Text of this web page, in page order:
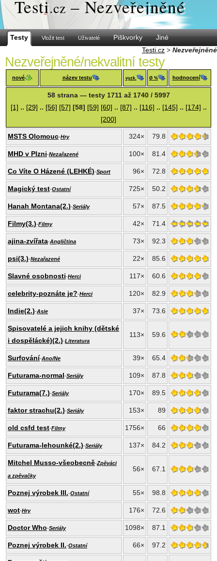
Testi.cz – Nezveřejněné
Testy Vložit test Uživatelé Piškvorky
Jiné
Testi.cz > Nezveřejněné
Nezveřejněné/nekvalitní testy
nové název testu vyzk. Ø % hodnocení
58 strana — testy 1711 až 1740 / 5997
[1] .. [29] .. [56] [57] [58] [59] [60] .. [87] .. [116] .. [145] .. [174] ..
[200]
MSTS Olomouc-Hry 324× 79.8
MHD v Plzni-Nezařazené 100× 81.4
Co Víte O Házené (LEHKÉ)-Sport 96× 72.8
Magický test-Ostatní 725× 50.2
Hanah Montana(2.)-Seriály 57× 87.5
Filmy(3.)-Filmy 42× 71.4
ajina-zvířata-Angličtina 73× 92.3
psi(3.)-Nezařazené 22× 85.6
Slavné osobnosti-Herci 117× 60.6
celebrity-poznáte je?-Herci 120× 82.9
Indie(2.)-Asie 37× 73.6
Spisovatelé a jejich knihy (dětské
i dospělácké)(2.)-Literatura
113× 59.6
Surfování-Ano/Ne 39× 65.4
Futurama-normal-Seriály 109× 87.8
Futurama(7.)-Seriály 170× 89.5
faktor strachu(2.)-Seriály 153× 89
old csfd test-Filmy 1756× 66
Futurama-lehounké(2.)-Seriály 137× 84.2
Mitchel Musso-všeobecně-Zpěváci
a zpěvačky
56× 67.1
Poznej výrobek III.-Ostatní 55× 98.8
wot-Hry 176× 72.6
Doctor Who-Seriály 1098× 87.1
Poznej výrobek II.-Ostatní 66× 97.2